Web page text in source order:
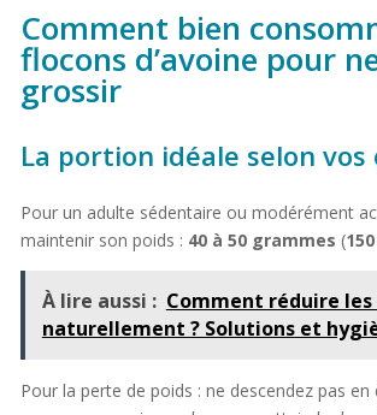
Comment bien
flocons d’avoine pour
grossir
La portion idéale selon
Pour un adulte sédentaire ou modérément
maintenir son poids : 40 à 50 grammes (
À lire aussi : Comment réduire
naturellement ? Solutions et
Pour la perte de poids : ne descendez pas en